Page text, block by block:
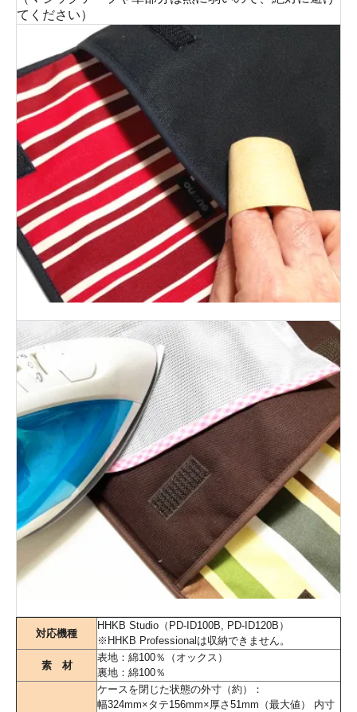
てください）
対応機種
HHKB Studio（PD-ID100B, PD-ID120B）
※HHKB Professionalは収納できません。
素 材
表地：綿100％（オックス）
裏地：綿100％
ケースを閉じた状態の外寸（約）：
幅324mm×タテ156mm×厚さ51mm（最大値） 内寸